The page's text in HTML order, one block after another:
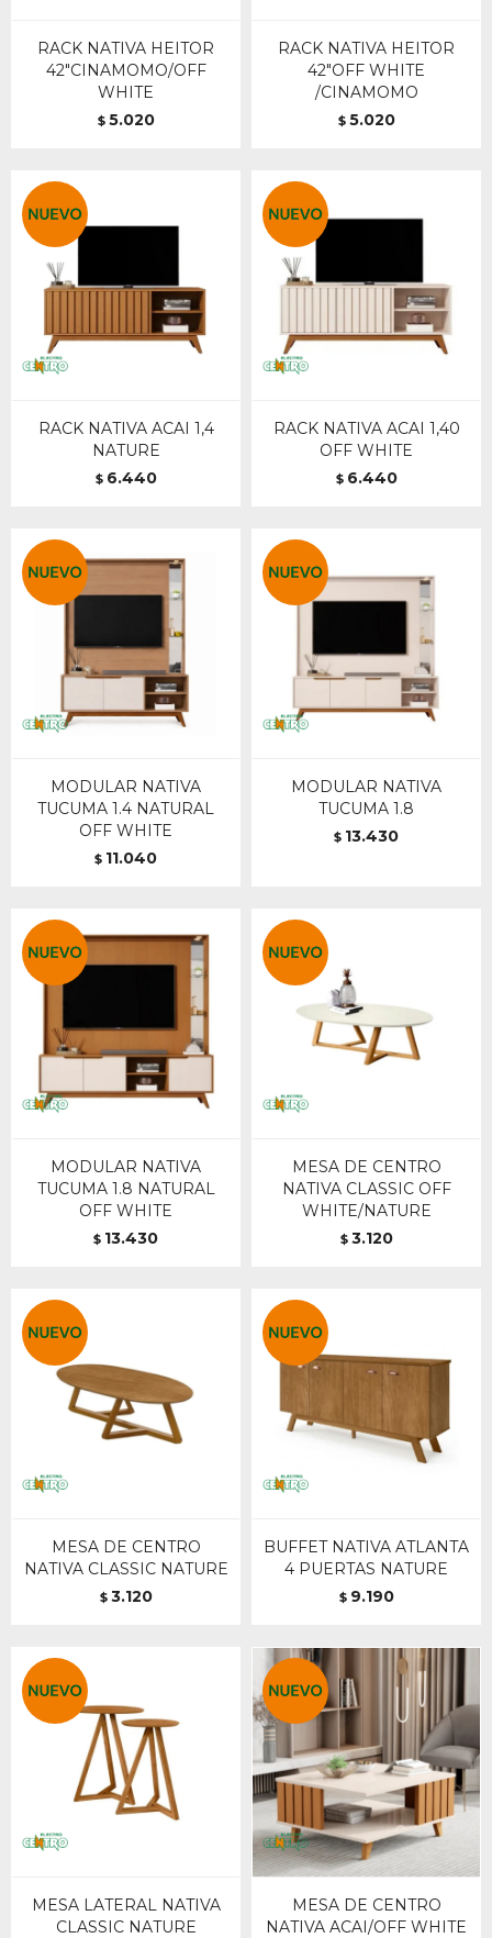
RACK NATIVA HEITOR
42"CINAMOMO/OFF
WHITE
$ 5.020
RACK NATIVA HEITOR
42"OFF WHITE
/CINAMOMO
$ 5.020
RACK NATIVA ACAI 1,4
NATURE
$ 6.440
RACK NATIVA ACAI 1,40
OFF WHITE
$ 6.440
MODULAR NATIVA
TUCUMA 1.4 NATURAL
OFF WHITE
$ 11.040
MODULAR NATIVA
TUCUMA 1.8
$ 13.430
MODULAR NATIVA
TUCUMA 1.8 NATURAL
OFF WHITE
$ 13.430
MESA DE CENTRO
NATIVA CLASSIC OFF
WHITE/NATURE
$ 3.120
MESA DE CENTRO
NATIVA CLASSIC NATURE
$ 3.120
BUFFET NATIVA ATLANTA
4 PUERTAS NATURE
$ 9.190
MESA LATERAL NATIVA
CLASSIC NATURE
MESA DE CENTRO
NATIVA ACAI/OFF WHITE